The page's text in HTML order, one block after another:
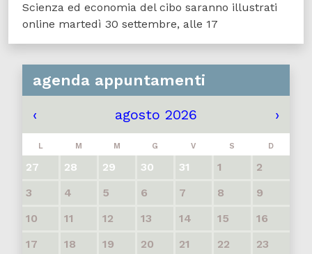
Scienza ed economia del cibo saranno illustrati
online martedì 30 settembre, alle 17
agenda appuntamenti
‹ agosto 2026 ›
L M M G V S D
27 28 29 30 31 1
2
3
4 5 6 7 8
9
10
11 12 13 14 15
16
17
18 19 20 21 22
23